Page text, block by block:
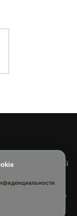
материала
и индексируемой
. На платформе